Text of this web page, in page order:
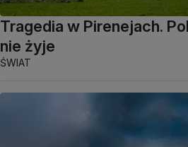
Tragedia w Pirenejach.
nie żyje
ŚWIAT